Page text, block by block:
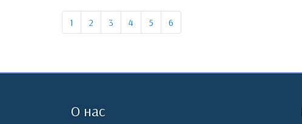
1 2 3 4 5 6
О нас